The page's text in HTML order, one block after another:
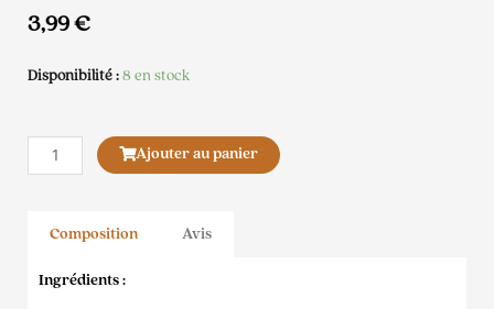
3,99€
Disponibilité :8 en stock
quantité
de
Canard
Framboises
Ajouter au panier
Composition Avis
Ingrédients :